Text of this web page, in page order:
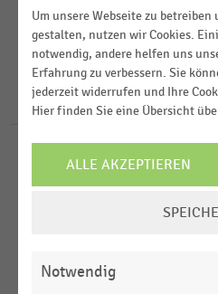
36Ergebnisse für Möbel Boss
MÖBELHANDEL|DOSSIER
Porta in Deutschland
Einkaufsverhalten
Einkommen, Kaufkraft,
Lebensbedingungen
Internationaler Handel
MEHR
2024
2023
2022
2021
MEHR
Deutschland
Europa
FILTER
Um unsere Webseite zu
gestalten, nutzen wir Cookies.
notwendig, andere helfen uns
Erfahrung zu verbessern. Sie
jederzeit widerrufen und Ihre
Hier finden Sie eine Übersicht
ALLE AKZEPTIEREN
Notwendig